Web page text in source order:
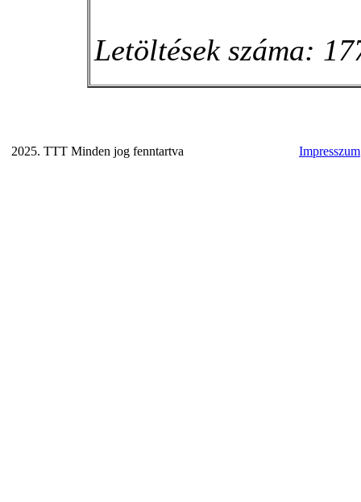
Letöltések száma:
2025. TTT Minden jog fenntartva Impresszum